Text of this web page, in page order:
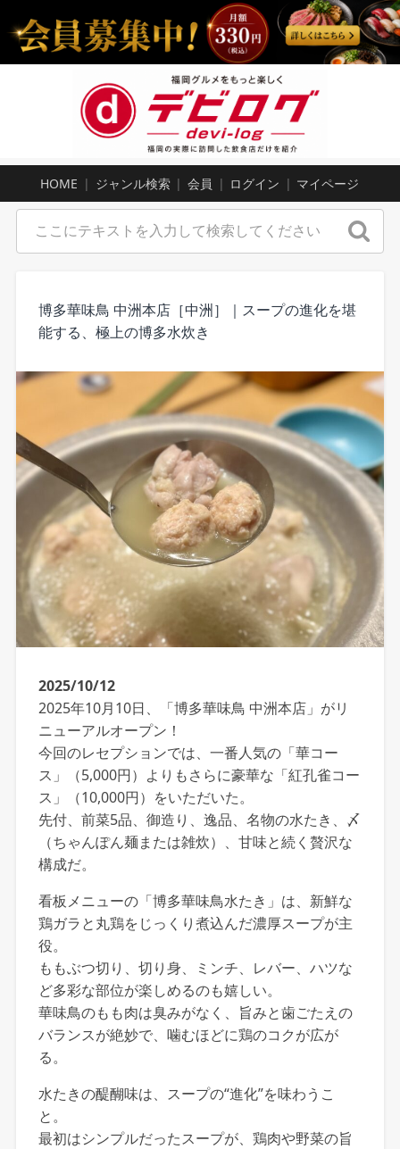
HOME ジャンル検索 会員 ログイン マイページ
博多華味鳥 中洲本店［中洲］｜スープの進化を堪
能する、極上の博多水炊き
2025/10/12
2025年10月10日、「博多華味鳥 中洲本店」がリ
ニューアルオープン！
今回のレセプションでは、一番人気の「華コー
ス」（5,000円）よりもさらに豪華な「紅孔雀コー
ス」（10,000円）をいただいた。
先付、前菜5品、御造り、逸品、名物の水たき、〆
（ちゃんぽん麺または雑炊）、甘味と続く贅沢な
構成だ。
看板メニューの「博多華味鳥水たき」は、新鮮な
鶏ガラと丸鶏をじっくり煮込んだ濃厚スープが主
役。
ももぶつ切り、切り身、ミンチ、レバー、ハツな
ど多彩な部位が楽しめるのも嬉しい。
華味鳥のもも肉は臭みがなく、旨みと歯ごたえの
バランスが絶妙で、噛むほどに鶏のコクが広が
る。
水たきの醍醐味は、スープの“進化”を味わうこ
と。
最初はシンプルだったスープが、鶏肉や野菜の旨